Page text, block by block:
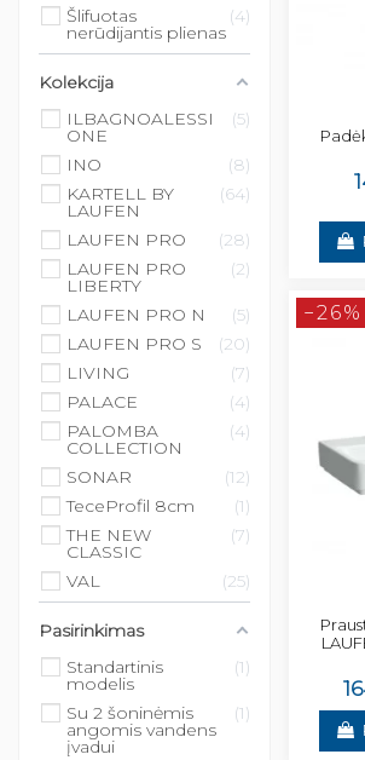
−26%
Šlifuotas
nerūdijantis plienas
4
Kolekcija
ILBAGNOALESSI
ONE
5
INO
8
KARTELL BY
LAUFEN
64
LAUFEN PRO
28
LAUFEN PRO
LIBERTY
2
LAUFEN PRO N
5
LAUFEN PRO S
20
LIVING
7
PALACE
4
PALOMBA
COLLECTION
4
SONAR
12
TeceProfil 8cm
1
THE NEW
CLASSIC
7
VAL 25
Pasirinkimas
Standartinis
modelis
1
Su 2 šoninėmis
angomis vandens
įvadui
1